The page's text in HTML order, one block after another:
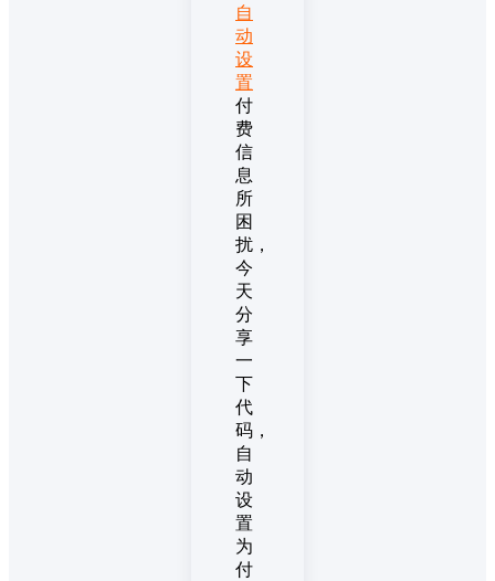
自
动
设
置
付
费
信
息
所
困
扰，
今
天
分
享
一
下
代
码，
自
动
设
置
为
付